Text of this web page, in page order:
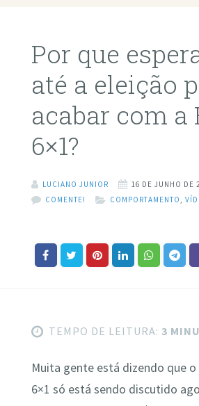
Por que
até a eleição
acabar com a
6×1?
LUCIANO JUNIOR
16 DE JUNHO DE
COMENTE!
COMPORTAMENTO
TEMPO DE LEITURA: 3
Muita gente está dizendo que o
6×1 só está sendo discutido